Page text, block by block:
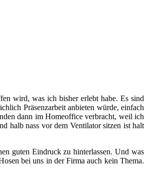
wird, was ich bisher erlebt habe. Es sind
Präsenzarbeit anbieten würde, einfach
dann im Homeoffice verbracht, weil ich
halb nass vor dem Ventilator sitzen ist halt
guten Eindruck zu hinterlassen. Und was
bei uns in der Firma auch kein Thema.